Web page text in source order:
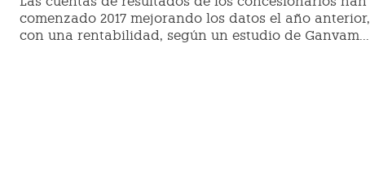
comenzado 2017 mejorando los datos el año anterior,
con una rentabilidad, según un estudio de Ganvam...